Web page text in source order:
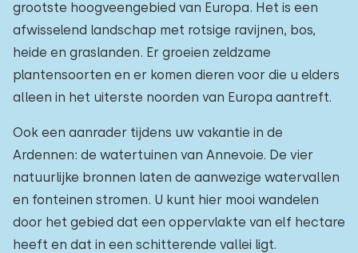
grootste hoogveengebied van Europa. Het is een
afwisselend landschap met rotsige ravijnen, bos,
heide en graslanden. Er groeien zeldzame
plantensoorten en er komen dieren voor die u elders
alleen in het uiterste noorden van Europa aantreft.
Ook een aanrader tijdens uw vakantie in de
Ardennen: de watertuinen van Annevoie. De vier
natuurlijke bronnen laten de aanwezige watervallen
en fonteinen stromen. U kunt hier mooi wandelen
door het gebied dat een oppervlakte van elf hectare
heeft en dat in een schitterende vallei ligt.